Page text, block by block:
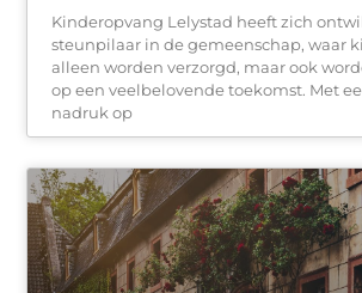
Kinderopvang Lelystad heeft zich
steunpilaar in de gemeenschap, waar
alleen worden verzorgd, maar ook
op een veelbelovende toekomst. Met
nadruk op